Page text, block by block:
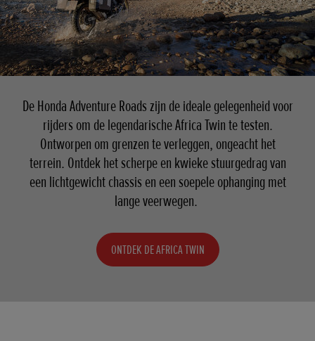
De Honda Adventure Roads zijn de ideale gelegenheid voor
rijders om de legendarische Africa Twin te testen.
Ontworpen om grenzen te verleggen, ongeacht het
terrein. Ontdek het scherpe en kwieke stuurgedrag van
een lichtgewicht chassis en een soepele ophanging met
lange veerwegen.
ONTDEK DE AFRICA TWIN